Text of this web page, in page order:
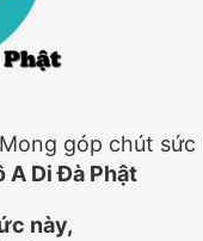
góp chút
A Di Đà Phật
này,